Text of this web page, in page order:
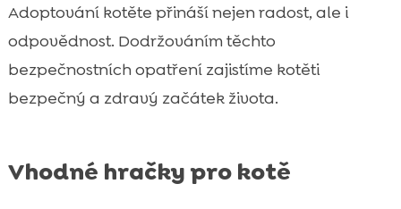
Adoptování kotěte přináší nejen radost, ale i
odpovědnost. Dodržováním těchto
bezpečnostních opatření zajistíme kotěti
bezpečný a zdravý začátek života.
Vhodné hračky pro kotě